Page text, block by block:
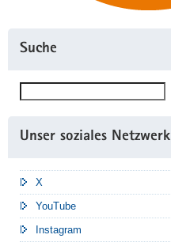
Suche
Suchen
Unser soziales Netzwerk
X
YouTube
Instagram